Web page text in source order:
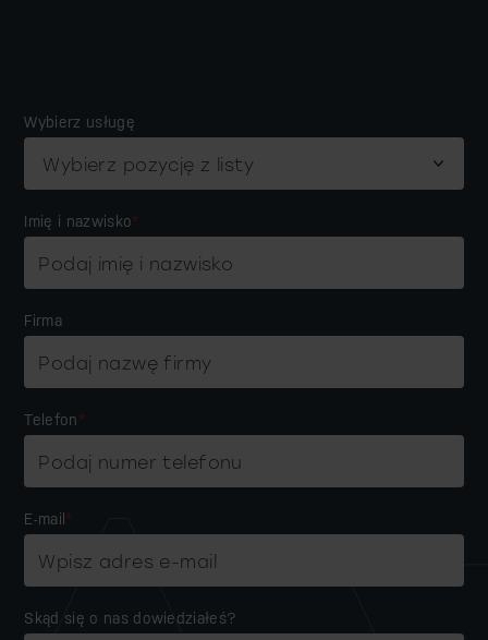
Wybierz usługę
Imię i nazwisko*
Firma
Telefon*
E-mail *
Skąd się o nas dowiedziałeś?